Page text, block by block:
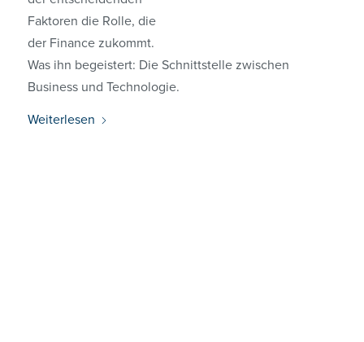
Faktoren die Rolle, die
der Finance zukommt.
Was ihn begeistert: Die Schnittstelle zwischen
Business und Technologie.
Weiterlesen